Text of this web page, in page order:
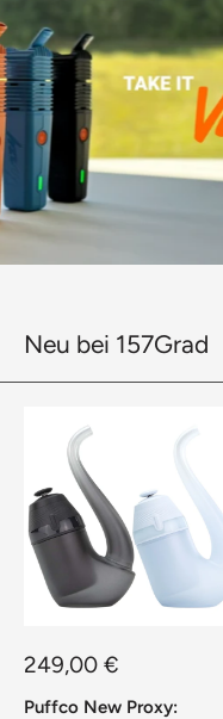
Neu bei 157Grad
Sonderpreis
249,00 €
Puffco New Proxy: